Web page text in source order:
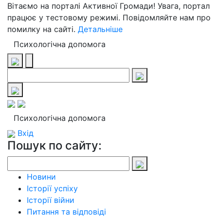
Вітаємо на порталі Активної Громади! Увага, портал
працює у тестовому режимі. Повідомляйте нам про
помилку на сайті. Детальніше
Психологічна допомога
Психологічна допомога
Вхід
Пошук по сайту:
Новини
Історії успіху
Історії війни
Питання та відповіді